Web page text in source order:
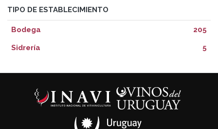
TIPO DE ESTABLECIMIENTO
Bodega 205
Sidrería 5